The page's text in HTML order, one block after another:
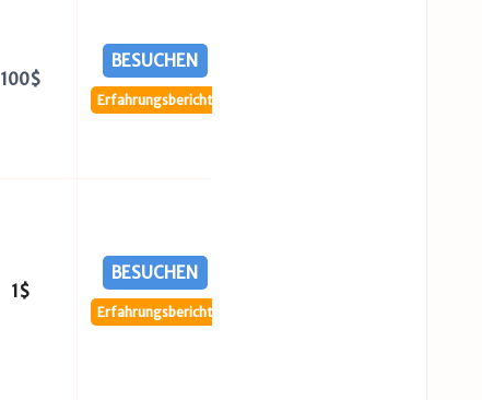
100$
BESUCHEN
Erfahrungsbericht
1$
BESUCHEN
Erfahrungsbericht